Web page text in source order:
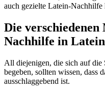
auch gezielte Latein-Nachhilfe
Die
Nachhilfe in Latein
All diejenigen, die sich auf
begeben, sollten wissen, dass
ausschlaggebend ist.